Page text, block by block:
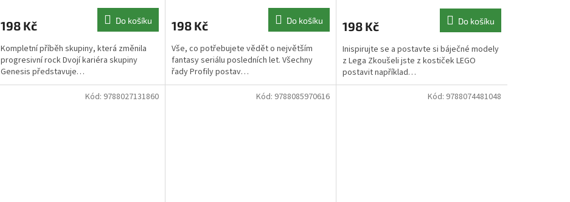
198 Kč Do košíku
Kompletní příběh skupiny, která změnila
progresivní rock Dvojí kariéra skupiny
Genesis představuje…
198 Kč Do košíku
Vše, co potřebujete vědět o největším
fantasy seriálu posledních let. Všechny
řady Profily postav…
198 Kč Do košíku
Inispirujte se a postavte si báječné modely
z Lega Zkoušeli jste z kostiček LEGO
postavit například…
Kód: 9788027131860 Kód: 9788085970616 Kód: 9788074481048